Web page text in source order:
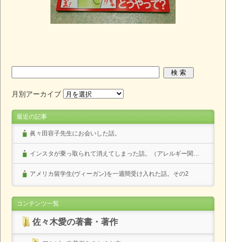
月別アーカイブ
最近の記事
眞々田容子先生にお会いした話。
インスタが乗っ取られて消えてしまった話。（アレルギー関係なし）
アメリカ留学生(ヴィーガン)を一週間受け入れた話。その2
コンテンツ一覧
佐々木愛の著書・著作